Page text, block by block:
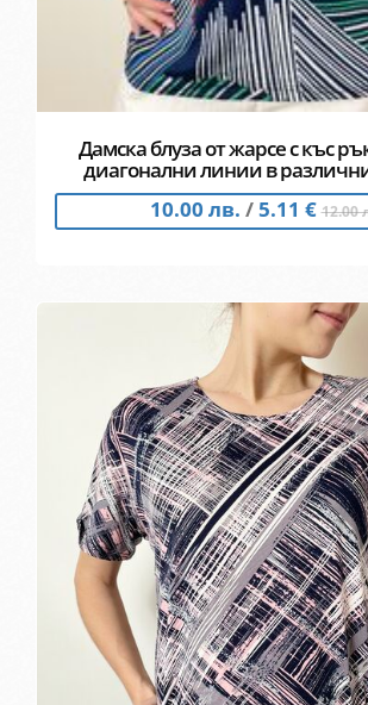
Дамска блуза от жарсе с къс
диагонални линии в
10.00 лв. /5.11 €12.00